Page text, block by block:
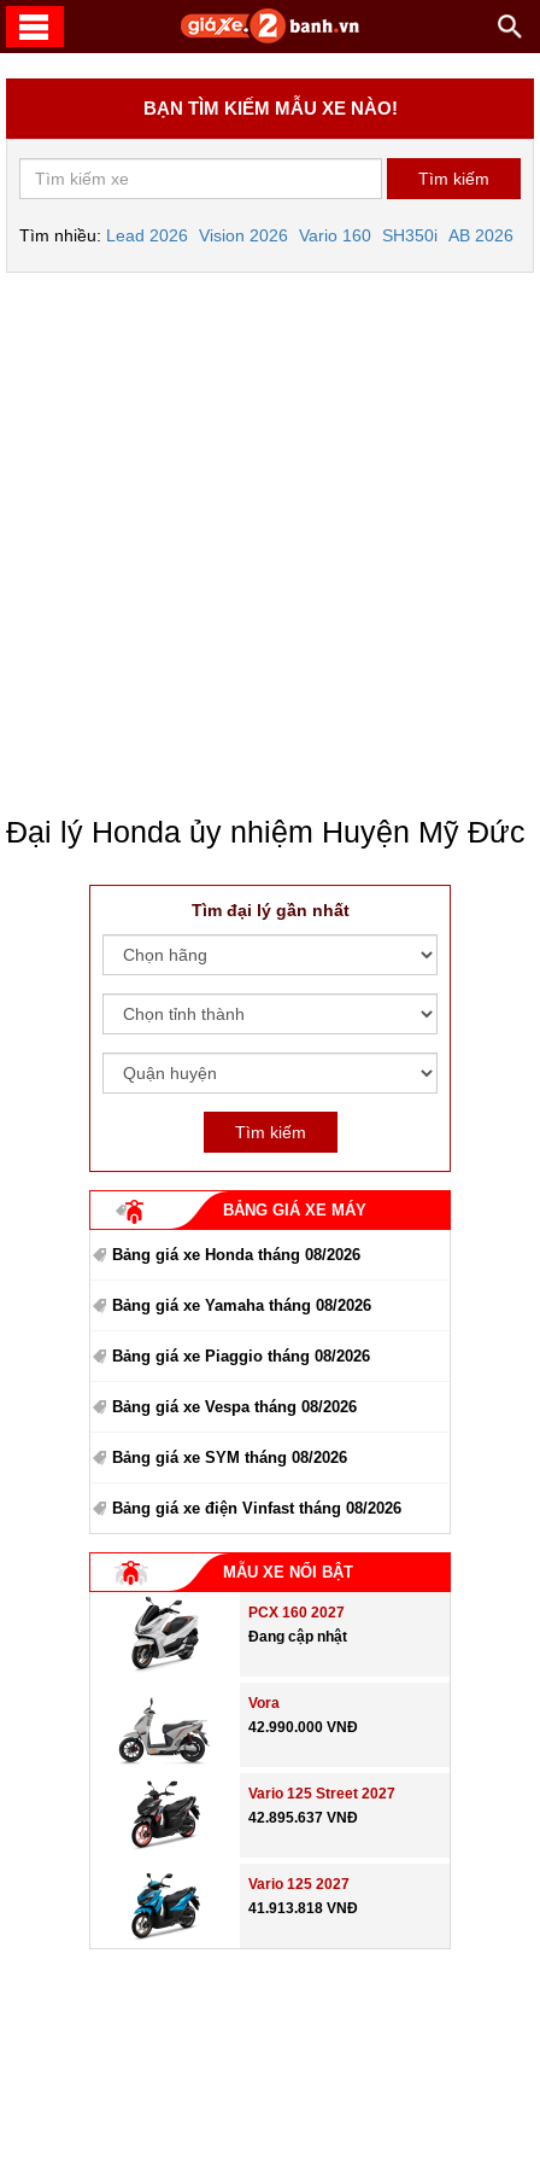
BẠN TÌM KIẾM MẪU XE NÀO!
Tìm nhiều: Lead 2026 Vision 2026 Vario 160 SH350i AB 2026
Đại lý Honda ủy nhiệm Huyện Mỹ Đức
Tìm đại lý gần nhất
BẢNG GIÁ XE MÁY
Bảng giá xe Honda tháng 08/2026
Bảng giá xe Yamaha tháng 08/2026
Bảng giá xe Piaggio tháng 08/2026
Bảng giá xe Vespa tháng 08/2026
Bảng giá xe SYM tháng 08/2026
Bảng giá xe điện Vinfast tháng 08/2026
MẪU XE NỔI BẬT
PCX 160 2027
Đang cập nhật
Vora
42.990.000 VNĐ
Vario 125 Street 2027
42.895.637 VNĐ
Vario 125 2027
41.913.818 VNĐ